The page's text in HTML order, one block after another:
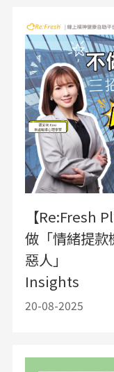
【Re:Fresh
做「情緒提
惡人」
Insights
20-08-2025